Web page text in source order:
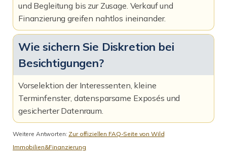
und Begleitung bis zur Zusage. Verkauf und
Finanzierung greifen nahtlos ineinander.
Wie sichern Sie Diskretion bei
Besichtigungen?
Vorselektion der Interessenten, kleine
Terminfenster, datensparsame Exposés und
gesicherter Datenraum.
Weitere Antworten: Zur offiziellen FAQ-Seite von Wild
Immobilien&Finanzierung